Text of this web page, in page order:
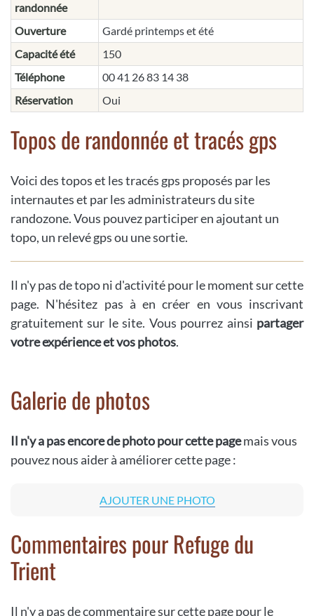
randonnée
Ouverture
Gardé printemps et été
Capacité été
150
Téléphone
00 41 26 83 14 38
Réservation
Oui
Topos de randonnée et tracés gps
Voici des topos et les tracés gps proposés par les
internautes et par les administrateurs du site
randozone. Vous pouvez participer en ajoutant un
topo, un relevé gps ou une sortie.
Il n'y pas de topo ni d'activité pour le moment sur cette
page. N'hésitez pas à en créer en vous inscrivant
gratuitement sur le site. Vous pourrez ainsi partager
votre expérience et vos photos.
Galerie de photos
Il n'y a pas encore de photo pour cette pagemais vous
pouvez nous aider à améliorer cette page :
AJOUTER UNE PHOTO
Commentaires pour Refuge du
Trient
Il n'y a pas de commentaire sur cette page pour le